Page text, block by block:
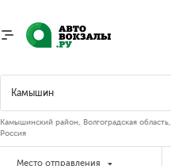
Камышинский район, Волгоградская область,
Россия
Место отправления